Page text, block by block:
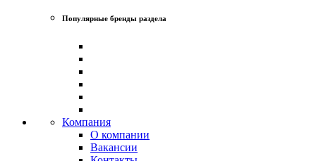
Популярные бренды раздела
Компания
О компании
Вакансии